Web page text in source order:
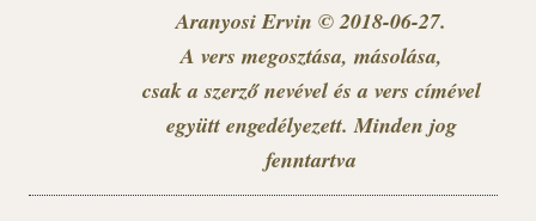
Aranyosi Ervin © 2018-06-27.
A vers megosztása, másolása,
csak a szerző nevével és a vers címével
együtt engedélyezett. Minden jog
fenntartva